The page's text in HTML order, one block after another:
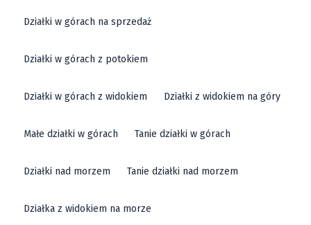
Działki w górach na sprzedaż
Działki w górach z potokiem
Działki w górach z widokiem Działki z widokiem na góry
Małe działki w górach Tanie działki w górach
Działki nad morzem Tanie działki nad morzem
Działka z widokiem na morze